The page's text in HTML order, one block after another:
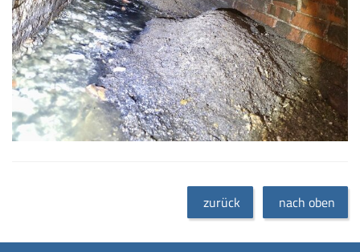
zurück nach oben